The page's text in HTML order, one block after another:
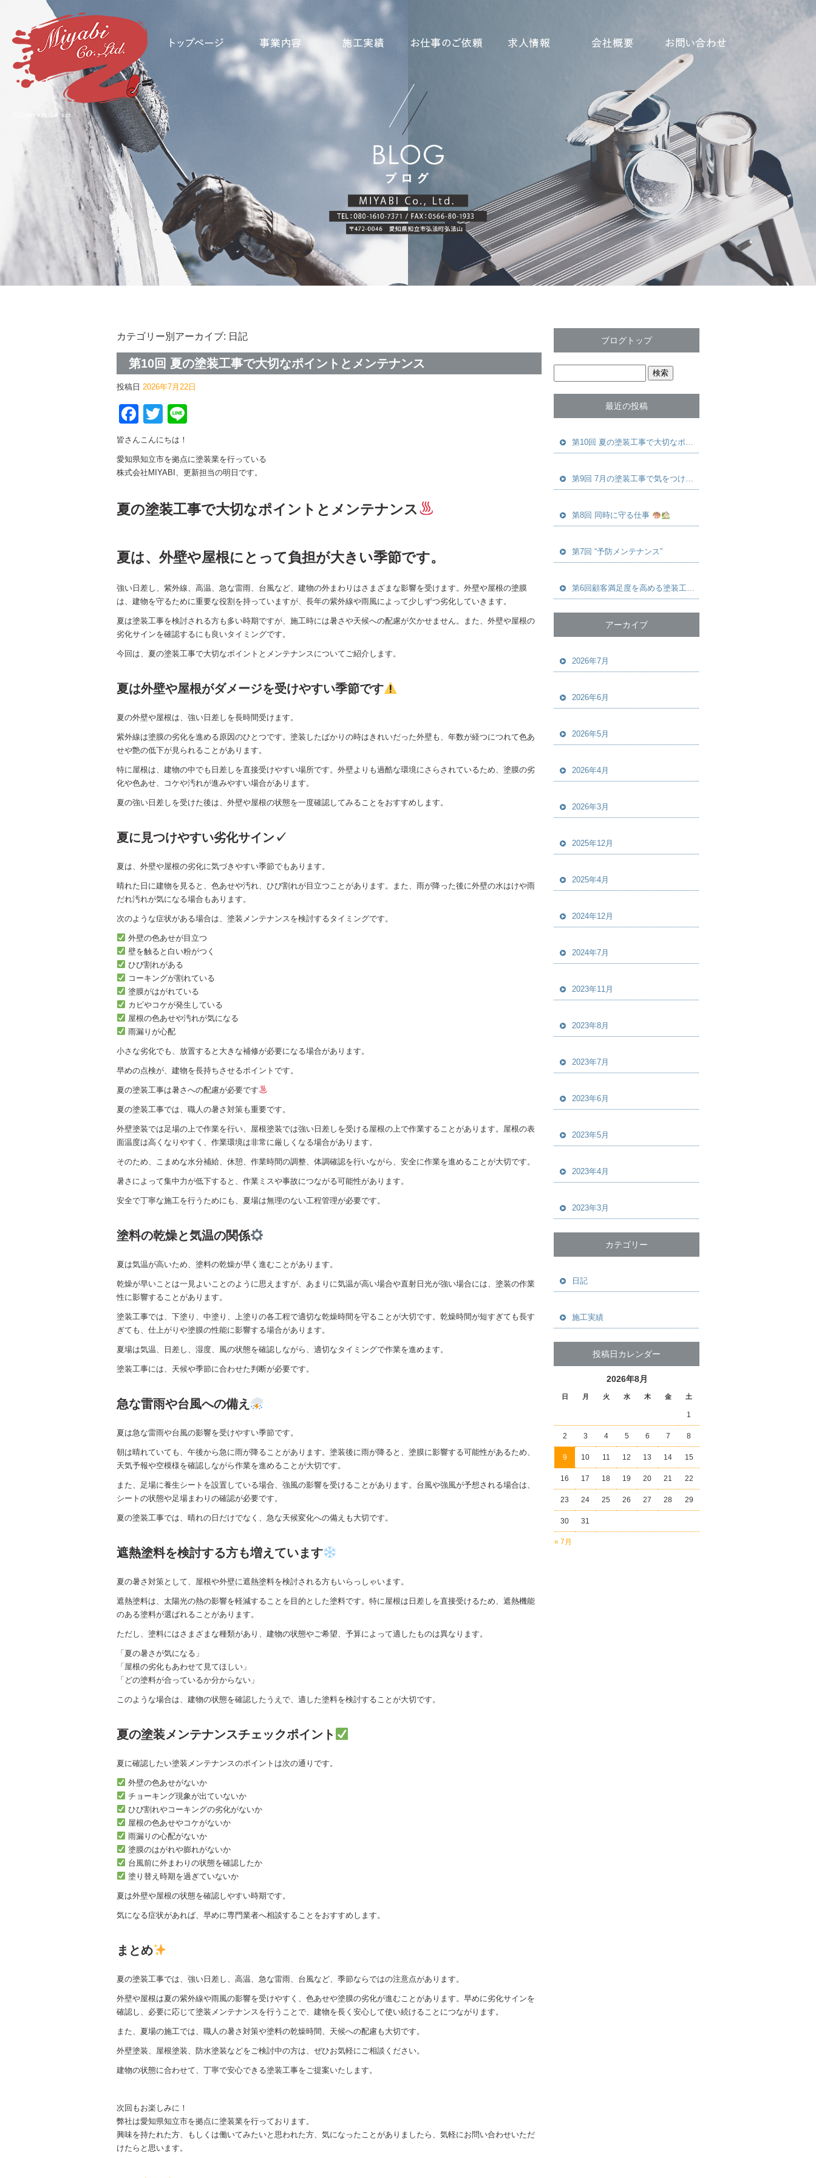
日記|MIYABI Co., Ltd.
カテゴリー別アーカイブ: 日記
第10回 夏の塗装工事で大切なポイントとメンテナンス
投稿日 2026年7月22日
Facebook
Twitter
皆さんこんにちは！
愛知県知立市を拠点に塗装業を行っている
株式会社MIYABI、更新担当の明日です。
夏の塗装工事で大切なポイントとメンテナンス
夏は、外壁や屋根にとって負担が大きい季節です。
強い日差し、紫外線、高温、急な雷雨、台風など、建物の外まわりはさまざまな影響を受けます。外壁や屋根の塗膜
は、建物を守るために重要な役割を持っていますが、長年の紫外線や雨風によって少しずつ劣化していきます。
夏は塗装工事を検討される方も多い時期ですが、施工時には暑さや天候への配慮が欠かせません。また、外壁や屋根の
劣化サインを確認するにも良いタイミングです。
今回は、夏の塗装工事で大切なポイントとメンテナンスについてご紹介します。
夏は外壁や屋根がダメージを受けやすい季節です
夏の外壁や屋根は、強い日差しを長時間受けます。
紫外線は塗膜の劣化を進める原因のひとつです。塗装したばかりの時はきれいだった外壁も、年数が経つにつれて色あ
せや艶の低下が見られることがあります。
特に屋根は、建物の中でも日差しを直接受けやすい場所です。外壁よりも過酷な環境にさらされているため、塗膜の劣
化や色あせ、コケや汚れが進みやすい場合があります。
夏の強い日差しを受けた後は、外壁や屋根の状態を一度確認してみることをおすすめします。
夏に見つけやすい劣化サイン✓
夏は、外壁や屋根の劣化に気づきやすい季節でもあります。
晴れた日に建物を見ると、色あせや汚れ、ひび割れが目立つことがあります。また、雨が降った後に外壁の水はけや雨
だれ汚れが気になる場合もあります。
次のような症状がある場合は、塗装メンテナンスを検討するタイミングです。
外壁の色あせが目立つ
壁を触ると白い粉がつく
ひび割れがある
コーキングが割れている
塗膜がはがれている
カビやコケが発生している
屋根の色あせや汚れが気になる
雨漏りが心配
小さな劣化でも、放置すると大きな補修が必要になる場合があります。
早めの点検が、建物を長持ちさせるポイントです。
夏の塗装工事は暑さへの配慮が必要です
夏の塗装工事では、職人の暑さ対策も重要です。
外壁塗装では足場の上で作業を行い、屋根塗装では強い日差しを受ける屋根の上で作業することがあります。屋根の表
面温度は高くなりやすく、作業環境は非常に厳しくなる場合があります。
そのため、こまめな水分補給、休憩、作業時間の調整、体調確認を行いながら、安全に作業を進めることが大切です。
暑さによって集中力が低下すると、作業ミスや事故につながる可能性があります。
安全で丁寧な施工を行うためにも、夏場は無理のない工程管理が必要です。
塗料の乾燥と気温の関係
夏は気温が高いため、塗料の乾燥が早く進むことがあります。
乾燥が早いことは一見よいことのように思えますが、あまりに気温が高い場合や直射日光が強い場合には、塗装の作業
性に影響することがあります。
塗装工事では、下塗り、中塗り、上塗りの各工程で適切な乾燥時間を守ることが大切です。乾燥時間が短すぎても長す
ぎても、仕上がりや塗膜の性能に影響する場合があります。
夏場は気温、日差し、湿度、風の状態を確認しながら、適切なタイミングで作業を進めます。
塗装工事には、天候や季節に合わせた判断が必要です。
急な雷雨や台風への備え
夏は急な雷雨や台風の影響を受けやすい季節です。
朝は晴れていても、午後から急に雨が降ることがあります。塗装後に雨が降ると、塗膜に影響する可能性があるため、
天気予報や空模様を確認しながら作業を進めることが大切です。
また、足場に養生シートを設置している場合、強風の影響を受けることがあります。台風や強風が予想される場合は、
シートの状態や足場まわりの確認が必要です。
夏の塗装工事では、晴れの日だけでなく、急な天候変化への備えも大切です。
遮熱塗料を検討する方も増えています
夏の暑さ対策として、屋根や外壁に遮熱塗料を検討される方もいらっしゃいます。
遮熱塗料は、太陽光の熱の影響を軽減することを目的とした塗料です。特に屋根は日差しを直接受けるため、遮熱機能
のある塗料が選ばれることがあります。
ただし、塗料にはさまざまな種類があり、建物の状態やご希望、予算によって適したものは異なります。
「夏の暑さが気になる」
「屋根の劣化もあわせて見てほしい」
「どの塗料が合っているか分からない」
このような場合は、建物の状態を確認したうえで、適した塗料を検討することが大切です。
夏の塗装メンテナンスチェックポイント
夏に確認したい塗装メンテナンスのポイントは次の通りです。
外壁の色あせがないか
チョーキング現象が出ていないか
ひび割れやコーキングの劣化がないか
屋根の色あせやコケがないか
雨漏りの心配がないか
塗膜のはがれや膨れがないか
台風前に外まわりの状態を確認したか
塗り替え時期を過ぎていないか
夏は外壁や屋根の状態を確認しやすい時期です。
気になる症状があれば、早めに専門業者へ相談することをおすすめします。
まとめ
夏の塗装工事では、強い日差し、高温、急な雷雨、台風など、季節ならではの注意点があります。
外壁や屋根は夏の紫外線や雨風の影響を受けやすく、色あせや塗膜の劣化が進むことがあります。早めに劣化サインを
確認し、必要に応じて塗装メンテナンスを行うことで、建物を長く安心して使い続けることにつながります。
また、夏場の施工では、職人の暑さ対策や塗料の乾燥時間、天候への配慮も大切です。
外壁塗装、屋根塗装、防水塗装などをご検討中の方は、ぜひお気軽にご相談ください。
建物の状態に合わせて、丁寧で安心できる塗装工事をご提案いたします。
次回もお楽しみに！
弊社は愛知県知立市を拠点に塗装業を行っております。
興味を持たれた方、もしくは働いてみたいと思われた方、気になったことがありましたら、気軽にお問い合わせいただ
けたらと思います。
ブログトップ
最近の投稿
第10回 夏の塗装工事で大切なポイントとメンテナンス
第9回 7月の塗装工事で気をつけたいポイント
第8回 同時に守る仕事
第7回 “予防メンテナンス”
第6回顧客満足度を高める塗装工事のヒアリングとは？ 本当に喜ばれる提案のつくり方
アーカイブ
2026年7月
2026年6月
2026年5月
2026年4月
2026年3月
2025年12月
2025年4月
2024年12月
2024年7月
2023年11月
2023年8月
2023年7月
2023年6月
2023年5月
2023年4月
2023年3月
カテゴリー
日記
施工実績
投稿日カレンダー
2026年8月
日 月 火 水 木 金 土
« 7月
1
2 3 4 5 6 7 8
9 10 11 12 13 14 15
16 17 18 19 20 21 22
23 24 25 26 27 28 29
30 31